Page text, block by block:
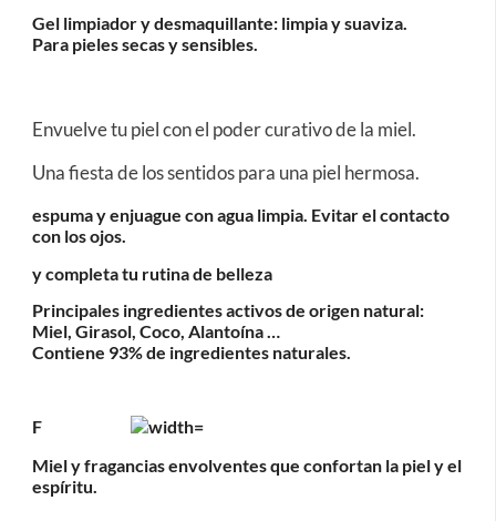
Gel limpiador y desmaquillante: limpia y suaviza.
Para pieles secas y sensibles.
Envuelve tu piel con el poder curativo de la miel.
Una fiesta de los sentidos para una piel hermosa.
espuma y enjuague con agua limpia. Evitar el contacto
con los ojos.
y completa tu rutina de belleza
Principales ingredientes activos de origen natural:
Miel, Girasol, Coco, Alantoína …
Contiene 93% de ingredientes naturales.
F
Miel y fragancias envolventes que confortan la piel y el
espíritu.